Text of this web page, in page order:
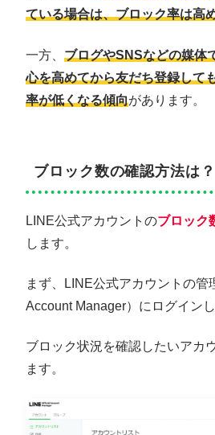
ている場合は、ブロック率は高
一方、 ブログやSNSなどの媒体
心を高めてから友だち登録して
率が低くなる傾向があります。
ブロック数の確認方法は？
LINE公式アカウントのブロック
します。
まず、LINE公式アカウントの管
Account Manager）にログインし
ブロック状況を確認したいアカ
ます。